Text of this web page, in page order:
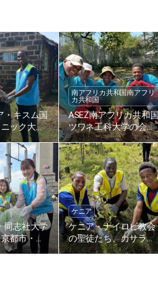
・キスム国
ック大学
シアの道
美化活動
南アフリカ共和国南アフリ
カ共和国
ASEZ南アフリカ共和国
ツワネ工科大学の会員
たち、植樹
同志社大学
都市・五
街路美化
ケニア
ケニア・ナイロビ教会
の聖徒たち、カサラニ
小学校に200本の木を